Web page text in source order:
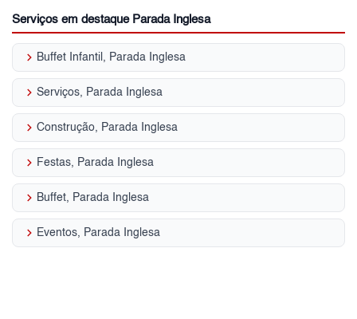
Serviços em destaque Parada Inglesa
keyboard_arrow_right Buffet Infantil, Parada Inglesa
keyboard_arrow_right Serviços, Parada Inglesa
keyboard_arrow_right Construção, Parada Inglesa
keyboard_arrow_right Festas, Parada Inglesa
keyboard_arrow_right Buffet, Parada Inglesa
keyboard_arrow_right Eventos, Parada Inglesa